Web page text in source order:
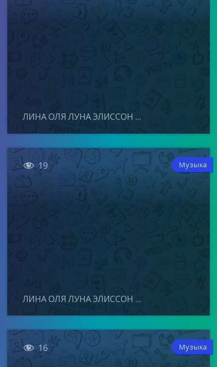
ЛИНА ОЛЯ ЛУНА ЭЛИССОН ...
 19 Музыка
ЛИНА ОЛЯ ЛУНА ЭЛИССОН ...
 16 Музыка